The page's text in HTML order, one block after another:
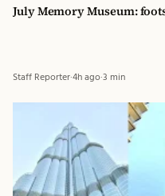
July Memory Museum:
Staff Reporter·4h ago·3 min